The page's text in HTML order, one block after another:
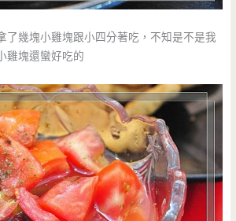
了幾塊小雞塊跟小四分著吃，不知是不是我
雞塊還蠻好吃的